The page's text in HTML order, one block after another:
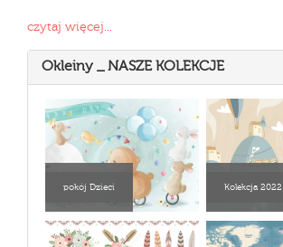
czytaj więcej...
Okleiny _ NASZE KOLEKCJE
pokój Dzieci Kolekcja 2022